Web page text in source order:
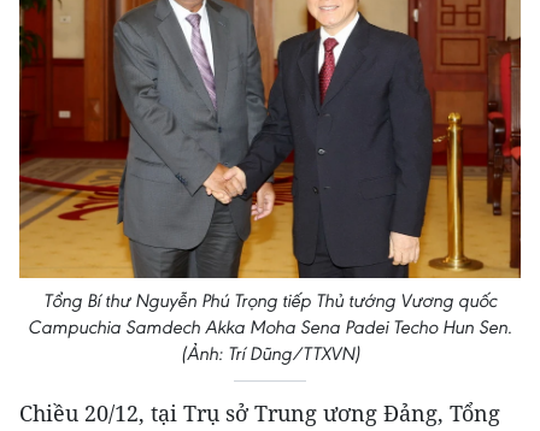
Tổng Bí thư Nguyễn Phú Trọng tiếp Thủ tướng Vương quốc
Campuchia Samdech Akka Moha Sena Padei Techo Hun Sen.
(Ảnh: Trí Dũng/TTXVN)
Chiều 20/12, tại Trụ sở Trung ương Đảng, Tổng